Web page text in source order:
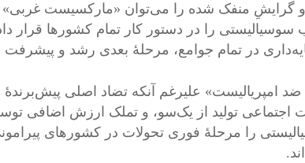
گرایشِ منفک شده را می‌توان «مارکسیست
سوسیالیستی را در دستور کار تمام کشورها
در تمام جوامع، مرحلۀ بعدی رشد و پیشرفت
امپریالیست» علیرغم آنکه تضاد اصلی پیش‌برندۀ
اجتماعی تولید از یک‌سو، و تملک ارزش اضافی
را مرحلۀ فوری تحولات در کشورهای